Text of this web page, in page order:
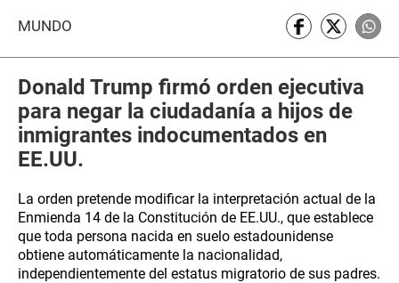
MUNDO
Donald Trump firmó orden ejecutiva
para negar la ciudadanía a hijos de
inmigrantes indocumentados en
EE.UU.
La orden pretende modificar la interpretación actual de la
Enmienda 14 de la Constitución de EE.UU., que establece
que toda persona nacida en suelo estadounidense
obtiene automáticamente la nacionalidad,
independientemente del estatus migratorio de sus padres.